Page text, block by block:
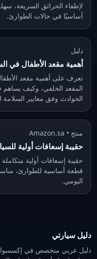
لإطفاء الحرائق السريعة،
أساسيًا في حالات الطوارئ.
دليل
أهمية مقعد الأطفال في
تعرف على أهمية مقعد
المقعد الخلفي، وكيف يساهم
الحوادث وفق معايير السلامة
منتج • Amazon.sa
حقيبة إسعافات أولية للسيارة والسفر
قطعة أساسية للطوارئ،
اليومي.
دليل سيارتي
دليل عربي متخصص في